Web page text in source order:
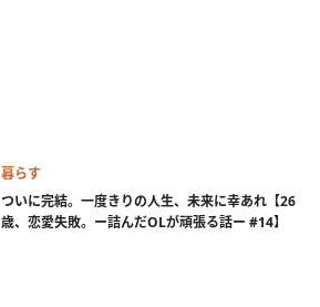
暮らす
ついに完結。一度きりの人生、未来に幸あれ【26
歳、恋愛失敗。ー詰んだOLが頑張る話ー #14】